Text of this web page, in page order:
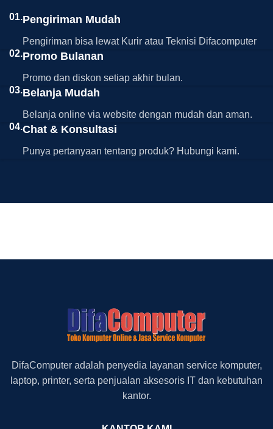
01.Pengiriman Mudah
Pengiriman bisa lewat Kurir atau Teknisi Difacomputer
02.Promo Bulanan
Promo dan diskon setiap akhir bulan.
03.Belanja Mudah
Belanja online via website dengan mudah dan aman.
04.Chat & Konsultasi
Punya pertanyaan tentang produk? Hubungi kami.
DifaComputer adalah penyedia layanan service komputer,
laptop, printer, serta penjualan aksesoris IT dan kebutuhan
kantor.